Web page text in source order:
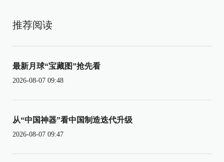
推荐阅读
最新月球“宝藏图”抢先看
2026-08-07 09:48
从“中国神器”看中国制造迭代升级
2026-08-07 09:47